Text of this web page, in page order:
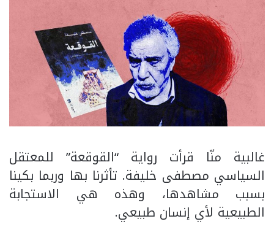
غالبية منّا قرأت رواية “القوقعة” للمعتقل
السياسي مصطفى خليفة. تأثرنا بها وربما بكينا
بسبب مشاهدها، وهذه هي الاستجابة
الطبيعية لأي إنسان طبيعي.